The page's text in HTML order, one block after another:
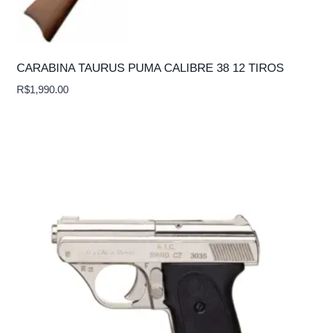
CARABINA TAURUS PUMA CALIBRE 38 12 TIROS
R$1,990.00